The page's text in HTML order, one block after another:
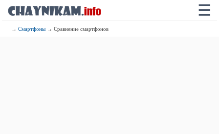
☰
→Смартфоны → Сравнение смартфонов